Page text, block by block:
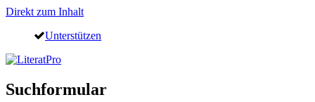
Direkt zum Inhalt
Unterstützen
Suchformular